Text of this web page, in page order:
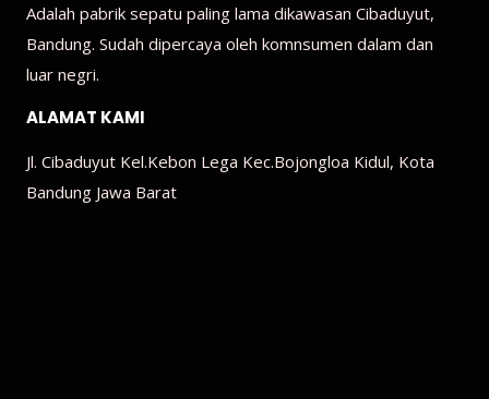
Adalah pabrik sepatu paling lama dikawasan Cibaduyut,
Bandung. Sudah dipercaya oleh komnsumen dalam dan
luar negri.
ALAMAT KAMI
Jl. Cibaduyut Kel.Kebon Lega Kec.Bojongloa Kidul, Kota
Bandung Jawa Barat